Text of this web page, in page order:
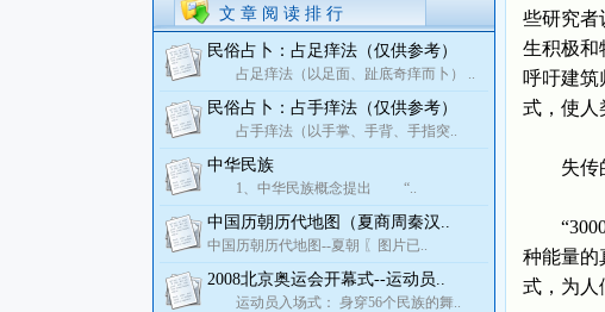
文 章 阅 读 排 行
民俗占卜：占足痒法（仅供参考）
占足痒法（以足面、趾底奇痒而卜） ..
民俗占卜：占手痒法（仅供参考）
占手痒法（以手掌、手背、手指突..
中华民族
1、中华民族概念提出 “..
中国历朝历代地图（夏商周秦汉..
中国历朝历代地图--夏朝 〖图片已..
2008北京奥运会开幕式--运动员..
运动员入场式： 身穿56个民族的舞..
些研究者
生积极和
呼吁建筑
式，使人
失传
“3000
种能量
式，为人